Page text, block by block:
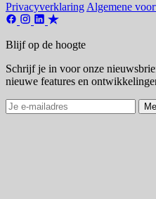
Privacyverklaring Algemene
Blijf op de hoogte
Schrijf je in voor onze
nieuwe features en